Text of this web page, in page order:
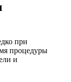
при
процедуры
и